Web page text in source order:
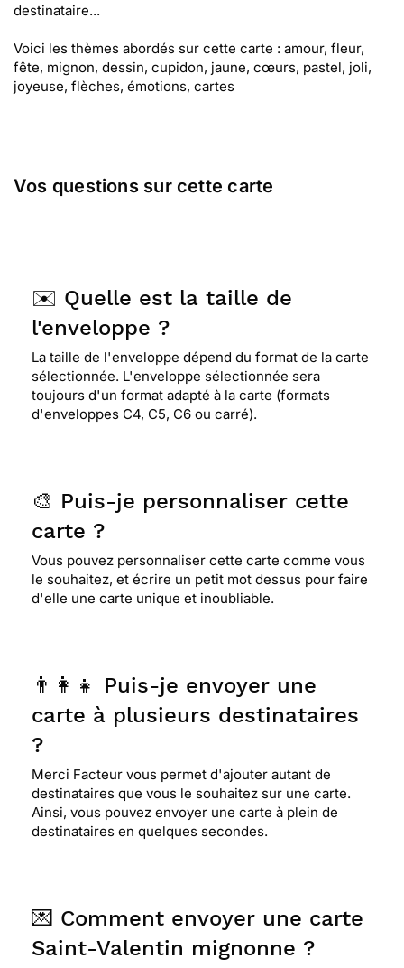
destinataire...
Voici les thèmes abordés sur cette carte : amour, fleur,
fête, mignon, dessin, cupidon, jaune, cœurs, pastel, joli,
joyeuse, flèches, émotions, cartes
Vos questions sur cette carte
✉️ Quelle est la taille de
l'enveloppe ?
La taille de l'enveloppe dépend du format de la carte
sélectionnée. L'enveloppe sélectionnée sera
toujours d'un format adapté à la carte (formats
d'enveloppes C4, C5, C6 ou carré).
🎨 Puis-je personnaliser cette
carte ?
Vous pouvez personnaliser cette carte comme vous
le souhaitez, et écrire un petit mot dessus pour faire
d'elle une carte unique et inoubliable.
👨‍👩‍👧 Puis-je envoyer une
carte à plusieurs destinataires
?
Merci Facteur vous permet d'ajouter autant de
destinataires que vous le souhaitez sur une carte.
Ainsi, vous pouvez envoyer une carte à plein de
destinataires en quelques secondes.
💌 Comment envoyer une carte
Saint-Valentin mignonne ?